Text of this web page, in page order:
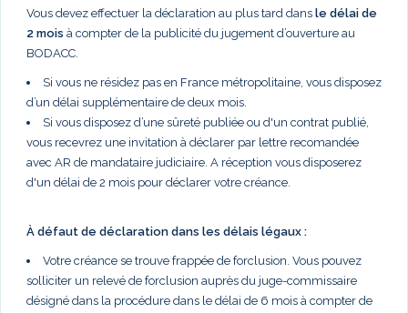
Vous devez effectuer la déclaration au plus tard dans le délai de
2 mois à compter de la publicité du jugement d’ouverture au
BODACC.
Si vous ne résidez pas en France métropolitaine, vous disposez
d’un délai supplémentaire de deux mois.
Si vous disposez d’une sûreté publiée ou d'un contrat publié,
vous recevrez une invitation à déclarer par lettre recomandée
avec AR de mandataire judiciaire. A réception vous disposerez
d'un délai de 2 mois pour déclarer votre créance.
À défaut de déclaration dans les délais légaux :
Votre créance se trouve frappée de forclusion. Vous pouvez
solliciter un relevé de forclusion auprès du juge-commissaire
désigné dans la procédure dans le délai de 6 mois à compter de